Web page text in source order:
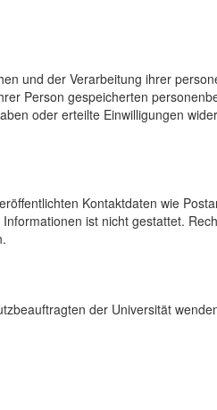
und der Verarbeitung ihrer
Person gespeicherten
oder erteilte Einwilligungen
Kontaktdaten wie
ist nicht gestattet.
der Universität